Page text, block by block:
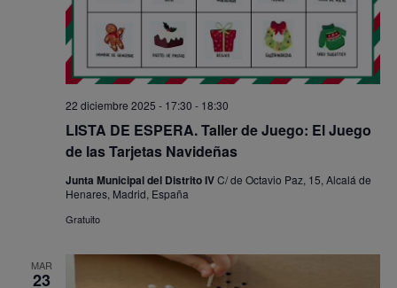
LISTA DE ESPERA. Taller de Juego: El Juego
de las Tarjetas Navideñas
22 diciembre 2025 - 17:30 - 18:30
Junta Municipal del Distrito IVC/ de Octavio Paz, 15, Alcalá de
Henares, Madrid, España
Gratuito
MAR
23